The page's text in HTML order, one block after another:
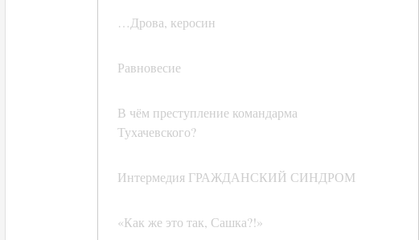
…Дрова, керосин
Равновесие
В чём преступление командарма
Тухачевского?
Интермедия ГРАЖДАНСКИЙ СИНДРОМ
«Как же это так, Сашка?!»